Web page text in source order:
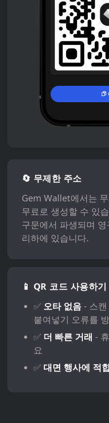
🔄 무제한 주소
Gem Wallet에서는
무료로 생성할 수 있
구문에서 파생되며
리하에 있습니다.
📱 QR 코드 사용하기
✅ 오타 없음- 스캔
붙여넣기 오류를
✅ 더 빠른 거래 -
요
✅ 대면 행사에 적